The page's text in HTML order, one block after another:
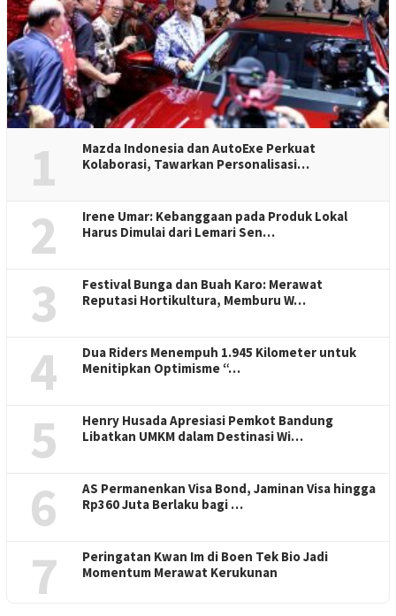
1
Mazda Indonesia dan AutoExe Perkuat
Kolaborasi, Tawarkan Personalisasi…
2
Irene Umar: Kebanggaan pada Produk Lokal
Harus Dimulai dari Lemari Sen…
3
Festival Bunga dan Buah Karo: Merawat
Reputasi Hortikultura, Memburu W…
4
Dua Riders Menempuh 1.945 Kilometer untuk
Menitipkan Optimisme “…
5
Henry Husada Apresiasi Pemkot Bandung
Libatkan UMKM dalam Destinasi Wi…
6
AS Permanenkan Visa Bond, Jaminan Visa hingga
Rp360 Juta Berlaku bagi …
7
Peringatan Kwan Im di Boen Tek Bio Jadi
Momentum Merawat Kerukunan